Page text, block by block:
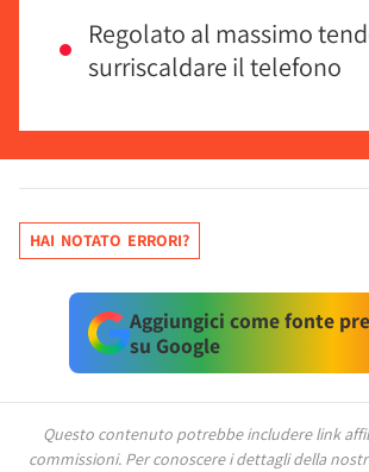
Regolato al massimo
surriscaldare il telefono
HAI NOTATO ERRORI?
Aggiungici come fonte
su Google
Questo contenuto potrebbe includere link
commissioni. Per conoscere i dettagli della